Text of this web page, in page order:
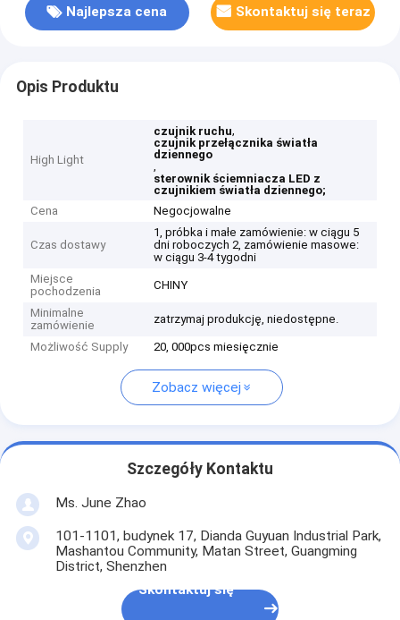
Najlepsza cena Skontaktuj się teraz
Opis Produktu
High Light
czujnik ruchu,
czujnik przełącznika światła
dziennego
,
sterownik ściemniacza LED z
czujnikiem światła dziennego;
Cena
Negocjowalne
Czas dostawy
1, próbka i małe zamówienie: w ciągu 5
dni roboczych 2, zamówienie masowe:
w ciągu 3-4 tygodni
Miejsce
pochodzenia
CHINY
Minimalne
zamówienie
zatrzymaj produkcję, niedostępne.
Możliwość Supply 20, 000pcs miesięcznie
Zobacz więcej
Szczegóły Kontaktu
Ms. June Zhao
101-1101, budynek 17, Dianda Guyuan Industrial Park,
Mashantou Community, Matan Street, Guangming
District, Shenzhen
Skontaktuj się